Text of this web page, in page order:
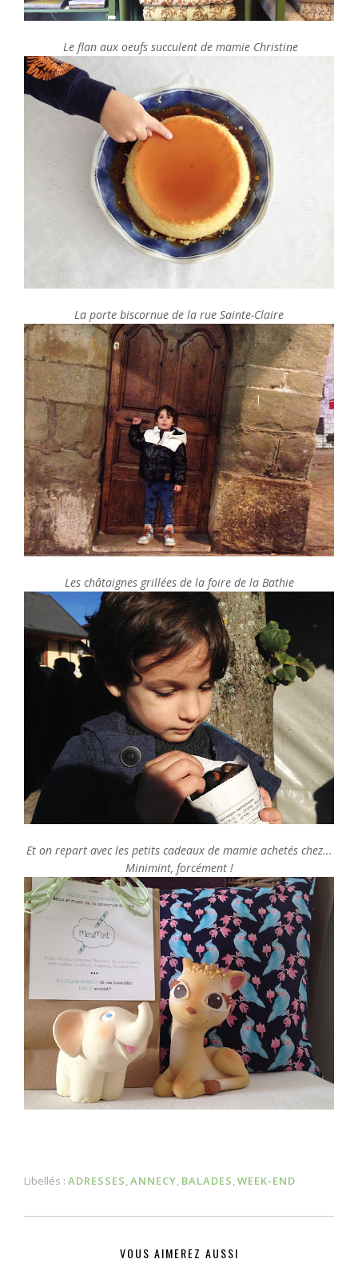
Le flan aux oeufs succulent de mamie Christine
La porte biscornue de la rue Sainte-Claire
Les châtaignes grillées de la foire de la Bathie
Et on repart avec les petits cadeaux de mamie achetés chez...
Minimint, forcément !
Libellés : ADRESSES,ANNECY, BALADES,WEEK-END
VOUS AIMEREZ AUSSI